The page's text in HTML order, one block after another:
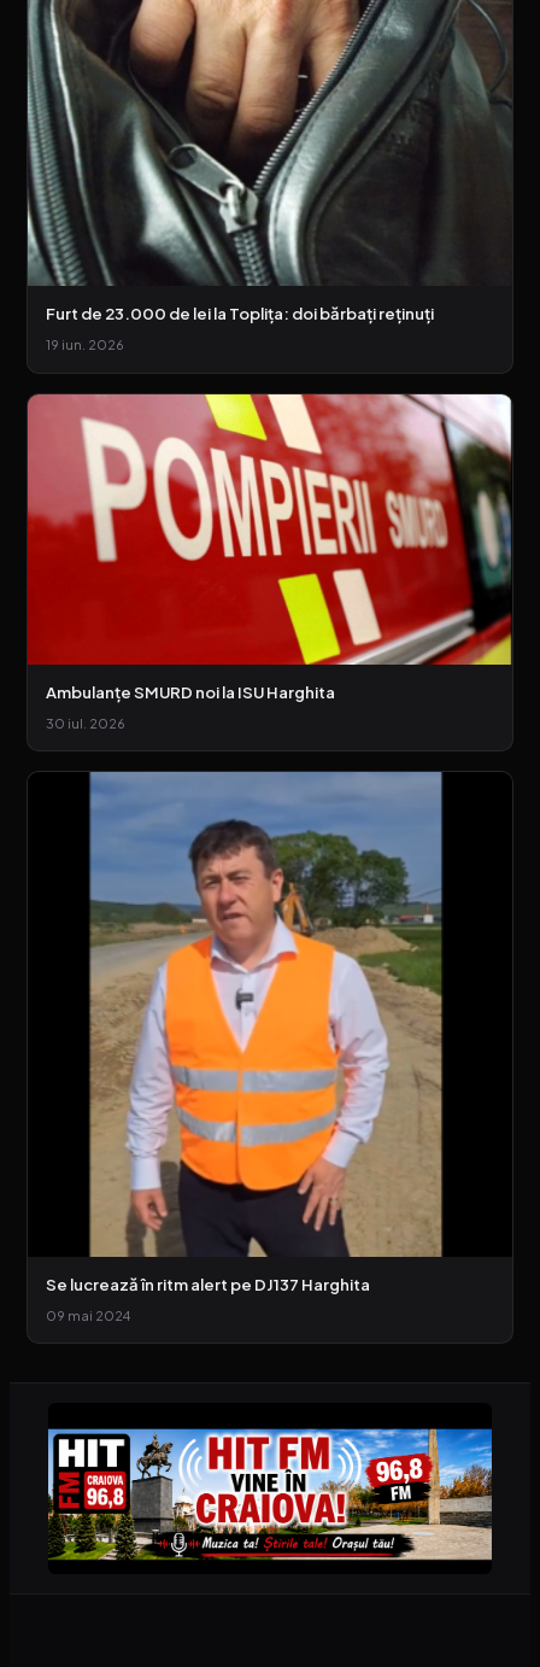
Furt de 23.000 de lei la Toplița: doi bărbați reținuți
19 iun. 2026
Ambulanțe SMURD noi la ISU Harghita
30 iul. 2026
Se lucrează în ritm alert pe DJ137 Harghita
09 mai 2024